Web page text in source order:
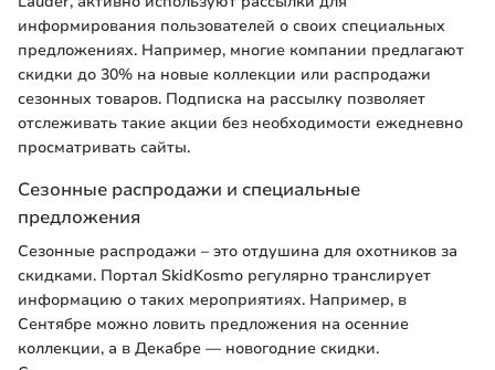
информирования пользователей о своих специальных
предложениях. Например, многие компании предлагают
скидки до 30% на новые коллекции или распродажи
сезонных товаров. Подписка на рассылку позволяет
отслеживать такие акции без необходимости ежедневно
просматривать сайты.
Сезонные распродажи и специальные
предложения
Сезонные распродажи – это отдушина для охотников за
скидками. Портал SkidKosmo регулярно транслирует
информацию о таких мероприятиях. Например, в
Сентябре можно ловить предложения на осенние
коллекции, а в Декабре — новогодние скидки.